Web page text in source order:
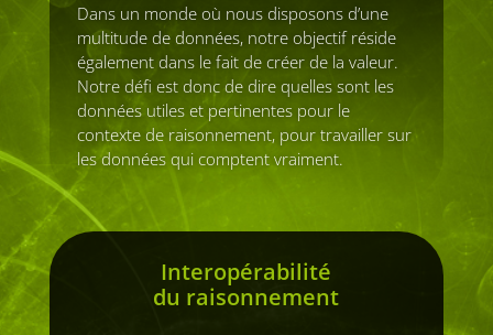
Dans un monde où nous disposons d’une
multitude de données, notre objectif réside
également dans le fait de créer de la valeur.
Notre défi est donc de dire quelles sont les
données utiles et pertinentes pour le
contexte de raisonnement, pour travailler sur
les données qui comptent vraiment.
Interopérabilité
du raisonnement